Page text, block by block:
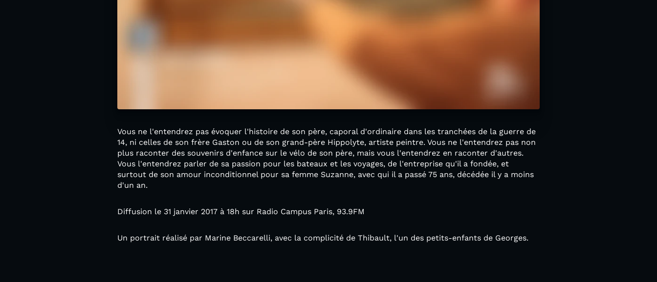
Vous ne l'entendrez pas évoquer l'histoire de son père, caporal d'ordinaire dans les tranchées de la guerre de
14, ni celles de son frère Gaston ou de son grand-père Hippolyte, artiste peintre. Vous ne l'entendrez pas non
plus raconter des souvenirs d'enfance sur le vélo de son père, mais vous l'entendrez en raconter d'autres.
Vous l'entendrez parler de sa passion pour les bateaux et les voyages, de l'entreprise qu'il a fondée, et
surtout de son amour inconditionnel pour sa femme Suzanne, avec qui il a passé 75 ans, décédée il y a moins
d'un an.
Diffusion le 31 janvier 2017 à 18h sur Radio Campus Paris, 93.9FM
Un portrait réalisé par Marine Beccarelli, avec la complicité de Thibault, l'un des petits-enfants de Georges.